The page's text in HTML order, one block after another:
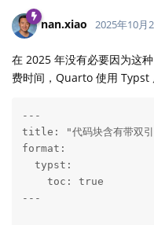
nan.xiao 2025年10月
在 2025 年没有必要因为这
费时间，Quarto 使用 Typst
---
title: "代码块含有带双引
format:
  typst:
    toc: true
---